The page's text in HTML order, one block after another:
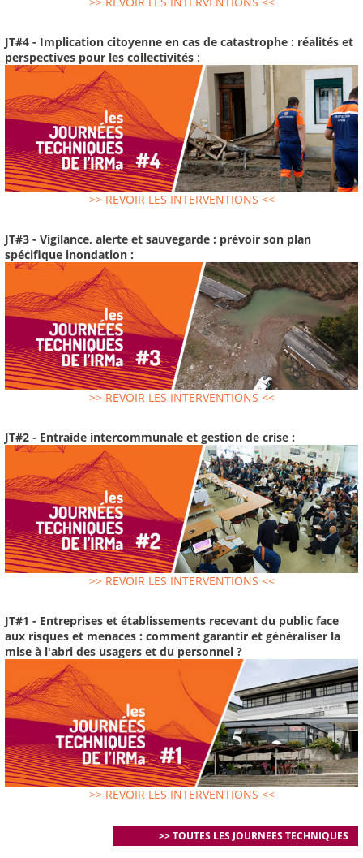
JT#4 - Implication citoyenne en cas de catastrophe : réalités et
perspectives pour les collectivités :
>> REVOIR LES INTERVENTIONS <<
JT#3 - Vigilance, alerte et sauvegarde : prévoir son plan
spécifique inondation :
>> REVOIR LES INTERVENTIONS <<
JT#2 - Entraide intercommunale et gestion de crise :
>> REVOIR LES INTERVENTIONS <<
JT#1 - Entreprises et établissements recevant du public face
aux risques et menaces : comment garantir et généraliser la
mise à l'abri des usagers et du personnel ?
>> REVOIR LES INTERVENTIONS <<
>> TOUTES LES JOURNEES TECHNIQUES